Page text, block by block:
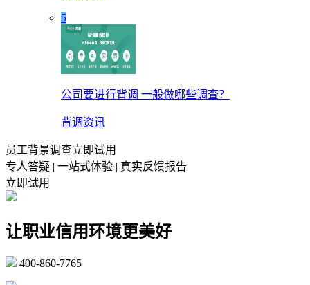
5
公司要进行背调 一般做哪些调查？
背调资讯
员工背景调查立即试用
专人答疑 | 一站式体验 | 真实反馈报告
立即试用
让职业信用环境更美好
400-860-7765